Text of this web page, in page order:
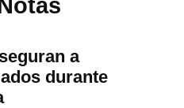
a
durante